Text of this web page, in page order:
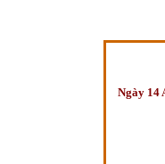
Ngày 14